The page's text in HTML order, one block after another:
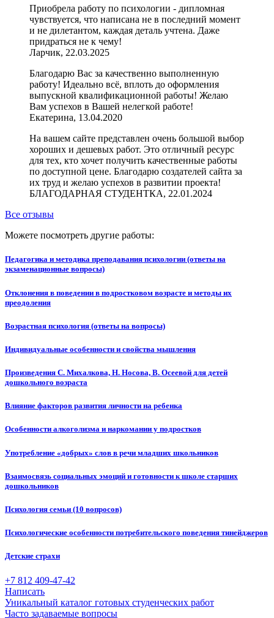
Приобрела работу по психологии - дипломная
чувствуется, что написана не в последний момент
и не дилетантом, каждая деталь учтена. Даже
придраться не к чему!
Ларчик, 22.03.2025
Благодарю Вас за качественно выполненную
работу! Идеально всё, вплоть до оформления
выпускной квалификационной работы! Желаю
Вам успехов в Вашей нелегкой работе!
Екатерина, 13.04.2020
На вашем сайте представлен очень большой выбор
хороших и дешевых работ. Это отличный ресурс
для тех, кто хочет получить качественные работы
по доступной цене. Благодарю создателей сайта за
их труд и желаю успехов в развитии проекта!
БЛАГОДАРНАЯ СТУДЕНТКА, 22.01.2024
Все отзывы
Можете посмотреть другие работы:
Педагогика и методика преподавания психологии (ответы на
экзаменационные вопросы)
Отклонения в поведении в подростковом возрасте и методы их
преодоления
Возрастная психология (ответы на вопросы)
Индивидуальные особенности и свойства мышления
Произведения С. Михалкова, Н. Носова, В. Осеевой для детей
дошкольного возраста
Влияние факторов развития личности на ребенка
Особенности алкоголизма и наркомании у подростков
Употребление «добрых» слов в речи младших школьников
Взаимосвязь социальных эмоций и готовности к школе старших
дошкольников
Психология семьи (10 вопросов)
Психологические особенности потребительского поведения тинейджеров
Детские страхи
+7 812 409-47-42
Написать
Уникальный каталог готовых студенческих работ
Часто задаваемые вопросы